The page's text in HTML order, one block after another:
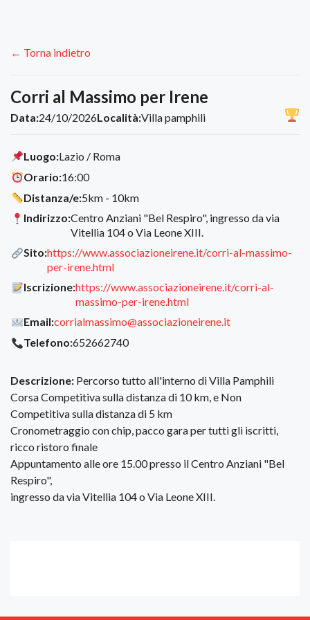
← Torna indietro
Corri al Massimo per Irene
Data:24/10/2026Località:Villa pamphili
Luogo:Lazio / Roma
Orario:16:00
Distanza/e:5km - 10km
Indirizzo:Centro Anziani "Bel Respiro", ingresso da via
Vitellia 104 o Via Leone XIII.
Sito:https://www.associazioneirene.it/corri-al-massimo-
per-irene.html
Iscrizione:https://www.associazioneirene.it/corri-al-
massimo-per-irene.html
Email:corrialmassimo@associazioneirene.it
Telefono:652662740
Descrizione: Percorso tutto all'interno di Villa Pamphili
Corsa Competitiva sulla distanza di 10 km, e Non
Competitiva sulla distanza di 5 km
Cronometraggio con chip, pacco gara per tutti gli iscritti,
ricco ristoro finale
Appuntamento alle ore 15.00 presso il Centro Anziani "Bel
Respiro",
ingresso da via Vitellia 104 o Via Leone XIII.